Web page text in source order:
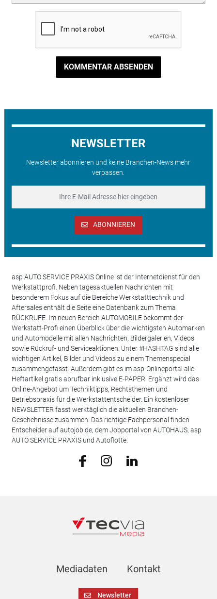
KOMMENTAR ABSENDEN
NEWSLETTER
Newsletter abonnieren und keine Branchen-News mehr
verpassen.
ABONNIEREN
asp AUTO SERVICE PRAXIS Online ist der Internetdienst für den
Werkstattprofi. Neben tagesaktuellen Nachrichten mit
besonderem Fokus auf die Bereiche Werkstatttechnik und
Aftersales enthält die Seite eine Datenbank zum Thema
RÜCKRUFE. Im neuen Bereich AUTOMOBILE bekommt der
Werkstatt-Profi einen Überblick über die wichtigsten Automarken
und Automodelle mit allen Nachrichten, Bildergalerien, Videos
sowie Rückruf- und Serviceaktionen. Unter #HASHTAG sind alle
wichtigen Artikel, Bilder und Videos zu einem Themenspecial
zusammengefasst. Außerdem gibt es im asp-Onlineportal alle
Heftartikel gratis abrufbar inklusive E-PAPER. Ergänzt wird das
Online-Angebot um Techniktipps, Rechtsthemen und
Betriebspraxis für die Werkstattentscheider. Ein kostenloser
NEWSLETTER fasst werktäglich die aktuellen Branchen-
Geschehnisse zusammen. Das richtige Fachpersonal finden
Entscheider auf autojob.de, dem Jobportal von AUTOHAUS, asp
AUTO SERVICE PRAXIS und Autoflotte.
Mediadaten Kontakt
Newsletter